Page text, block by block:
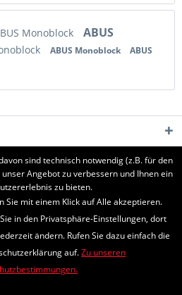
Monoblock
ABUS
ABUS Monoblock
ABUS
zzgl.Versandkosten
wenn nicht anders beschrieben
sind technisch notwendig (z.B. für den
Angebot zu verbessern und Ihnen ein
zu bieten.
Sie mit einem Klick auf Alle akzeptieren.
in den Privatsphäre-Einstellungen, dort
ändern. Rufen Sie dazu einfach die
auf.Zu unseren